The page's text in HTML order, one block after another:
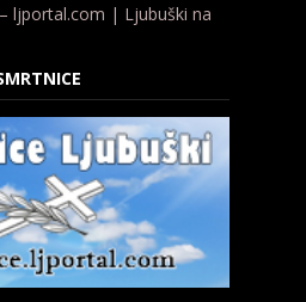
ljportal.com | Ljubuški na